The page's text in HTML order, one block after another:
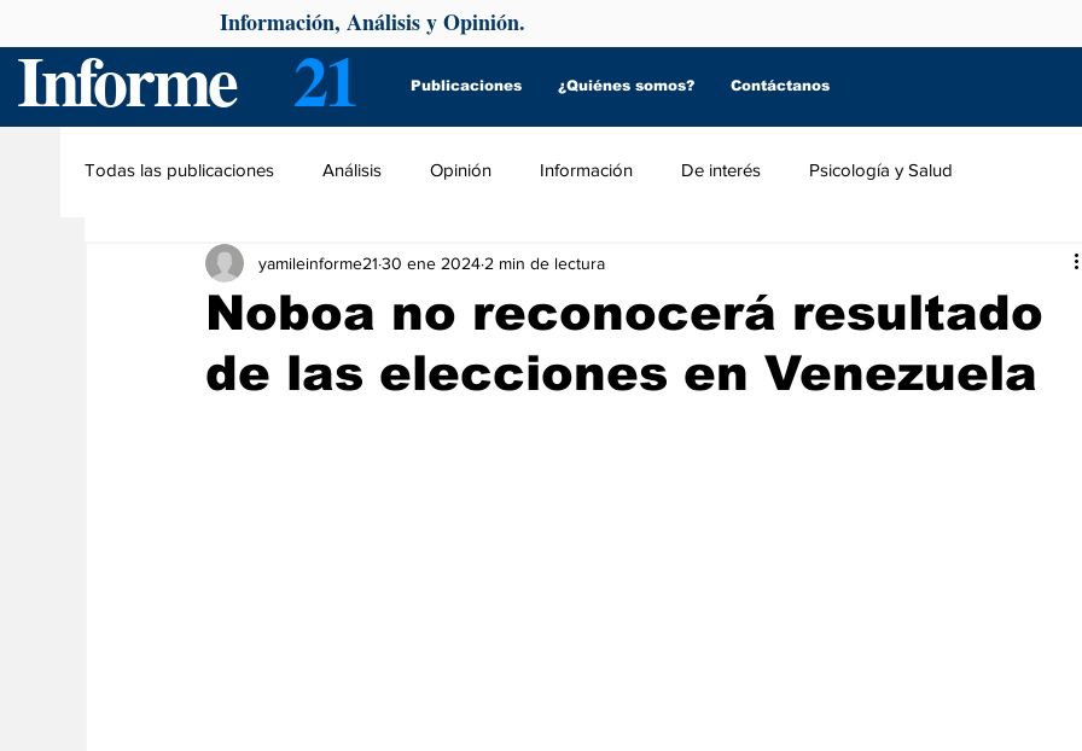
Informe 21 Publicaciones ¿Quiénes somos? Contáctanos
Información, Análisis y Opinión.
Todas las publicaciones Análisis Opinión Información De interés Psicología y Salud
Noboa no reconocerá resultado
de las elecciones en Venezuela
yamileinforme21 30 ene 2024 2 min de lectura